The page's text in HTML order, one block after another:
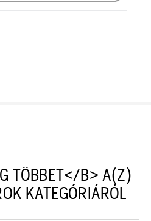
TÖBBET</B> A(Z)
KATEGÓRIÁRÓL